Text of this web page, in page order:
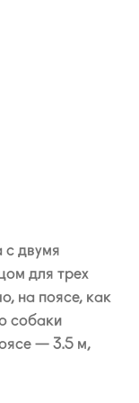
с двумя
для трех
на поясе, как
собаки
— 3.5 м,